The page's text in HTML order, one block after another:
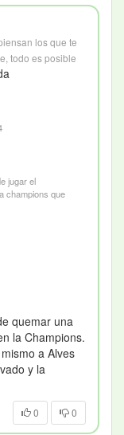
los que te
todo es posible
jugar el
champions que
quemar una
la Champions.
a Alves
y la
0 0